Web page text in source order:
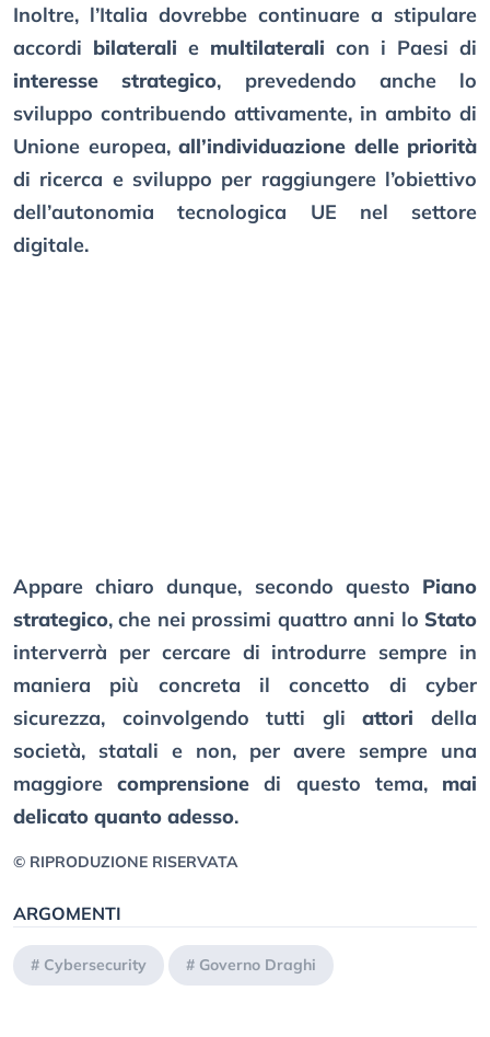
Inoltre, l’Italia dovrebbe continuare a stipulare
accordi bilaterali e multilaterali con i Paesi di
interesse strategico, prevedendo anche lo
sviluppo contribuendo attivamente, in ambito di
Unione europea, all’individuazione delle priorità
di ricerca e sviluppo per raggiungere l’obiettivo
dell’autonomia tecnologica UE nel settore
digitale.
Appare chiaro dunque, secondo questo Piano
strategico, che nei prossimi quattro anni lo Stato
interverrà per cercare di introdurre sempre in
maniera più concreta il concetto di cyber
sicurezza, coinvolgendo tutti gliattori della
società, statali e non, per avere sempre una
maggiorecomprensione di questo tema, mai
delicato quanto adesso.
© RIPRODUZIONE RISERVATA
ARGOMENTI
# Cybersecurity # Governo Draghi